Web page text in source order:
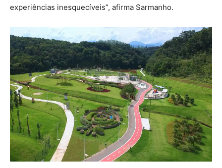
experiências inesquecíveis”, afirma Sarmanho.